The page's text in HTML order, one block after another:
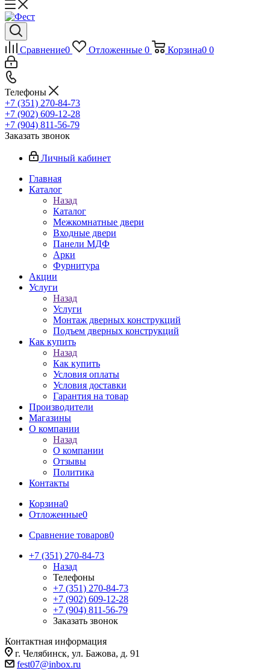
Сравнение0 Отложенные 0 Корзина0 0
Телефоны
+7 (351) 270-84-73
+7 (902) 609-12-28
+7 (904) 811-56-79
Заказать звонок
Личный кабинет
Главная
Каталог
Назад
Каталог
Межкомнатные двери
Входные двери
Панели МДФ
Арки
Фурнитура
Акции
Услуги
Назад
Услуги
Монтаж дверных конструкций
Подъем дверных конструкций
Как купить
Назад
Как купить
Условия оплаты
Условия доставки
Гарантия на товар
Производители
Магазины
О компании
Назад
О компании
Отзывы
Политика
Контакты
Корзина0
Отложенные0
Сравнение товаров0
+7 (351) 270-84-73
Назад
Телефоны
+7 (351) 270-84-73
+7 (902) 609-12-28
+7 (904) 811-56-79
Заказать звонок
Контактная информация
г. Челябинск, ул. Бажова, д. 91
fest07@inbox.ru